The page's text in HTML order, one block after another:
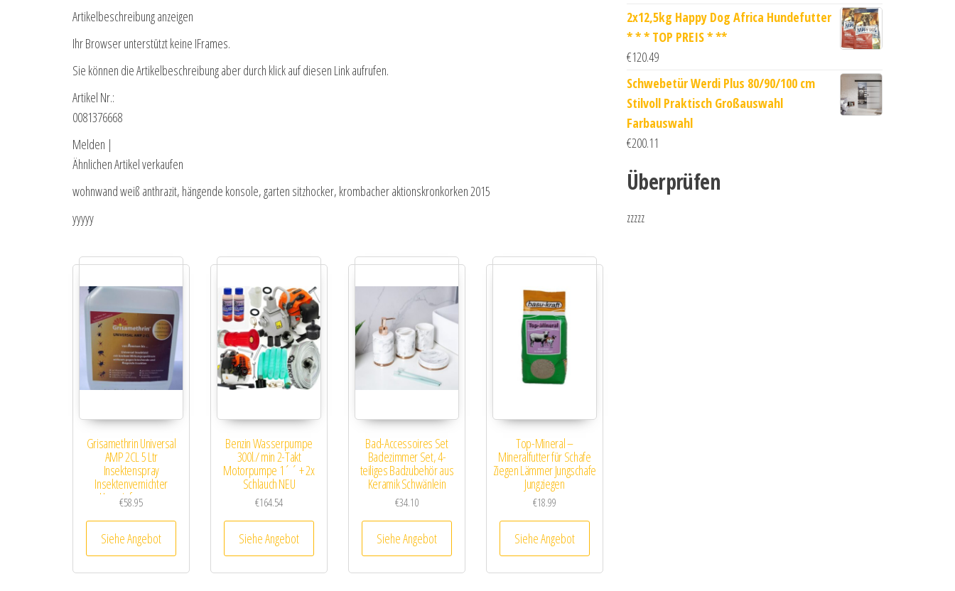
Artikelbeschreibung anzeigen
Ihr Browser unterstützt keine IFrames.
Sie können die Artikelbeschreibung aber durch klick auf diesen Link aufrufen.
Artikel Nr.:
0081376668
Melden |
Ähnlichen Artikel verkaufen
wohnwand weiß anthrazit, hängende konsole, garten sitzhocker, krombacher aktionskronkorken 2015
yyyyy
Grisamethrin Universal
AMP 2CL 5 Ltr
Insektenspray
Insektenvernichter
Ungezieferspray
€58.95
Siehe Angebot
Benzin Wasserpumpe
300l./ min 2-Takt
Motorpumpe 1´´ + 2x
Schlauch NEU
€164.54
Siehe Angebot
Bad-Accessoires Set
Badezimmer Set, 4-
teiliges Badzubehör aus
Keramik Schwänlein
€34.10
Siehe Angebot
Top-Mineral –
Mineralfutter für Schafe
Ziegen Lämmer Jungschafe
Jungziegen
€18.99
Siehe Angebot
2x12,5kg Happy Dog Africa Hundefutter
* * * TOP PREIS * **
€120.49
Schwebetür Werdi Plus 80/90/100 cm
Stilvoll Praktisch Großauswahl
Farbauswahl
€200.11
Überprüfen
zzzzz